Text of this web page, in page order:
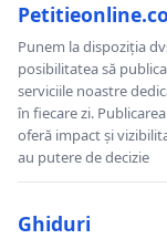
Punem la dispoziția
posibilitatea să
serviciile noastre
în fiecare zi.
oferă impact și
au putere de decizie
Ghiduri